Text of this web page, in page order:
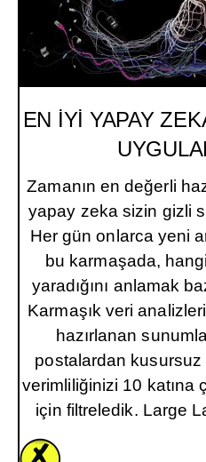
EN İYİ YAPAY
Zamanın en değerli
yapay zeka sizin gizli
Her gün onlarca yeni
bu karmaşada,
yaradığını anlamak
Karmaşık veri
hazırlanan
postalardan kusursuz
verimliliğinizi 10 katına
için filtreledik. Large